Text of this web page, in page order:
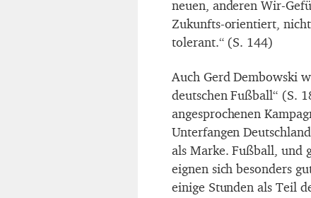
neuen, anderen Wir-
Zukunfts-orientiert,
tolerant.“ (S. 144)
Auch Gerd Dembowski
deutschen Fußball“ (S.
angesprochenen
Unterfangen
als Marke. Fußball, und
eignen sich besonders
einige Stunden als Teil